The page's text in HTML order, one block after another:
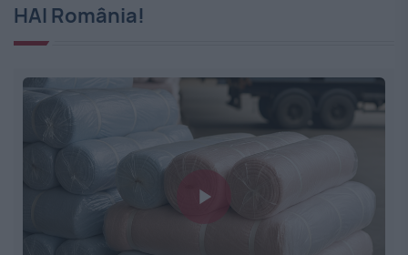
HAI România!